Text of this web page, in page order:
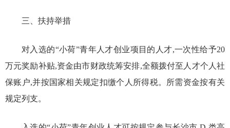
三、扶持举措
对入选的“小荷”青年人才创业项目的人才,一次性给予20
万元奖励补贴,资金由市财政统筹安排,全额拨付至人才个人社
保账户,并按国家相关规定扣缴个人所得税。所需资金按有关
规定列支。